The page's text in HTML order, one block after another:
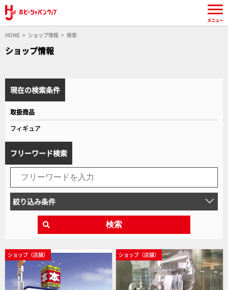
HOME ショップ情報 検索
ショップ情報
現在の検索条件
取扱商品
フィギュア
フリーワード検索
絞り込み条件
検索
ショップ（店舗） ショップ（店舗）
メニュー